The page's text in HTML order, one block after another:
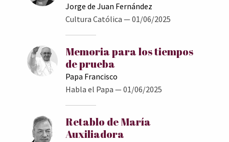
Jorge de Juan Fernández
Cultura Católica — 01/06/2025
Memoria para los tiempos
de prueba
Papa Francisco
Habla el Papa — 01/06/2025
Retablo de María
Auxiliadora